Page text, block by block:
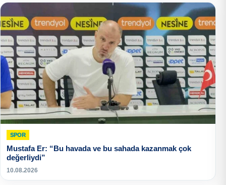
SPOR
Mustafa Er: “Bu havada ve bu sahada kazanmak çok
değerliydi”
10.08.2026